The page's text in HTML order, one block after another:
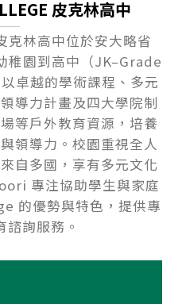
皮克林高中
林高中位於安大略省
園到高中（JK–Grade
卓越的學術課程、多元
導力計畫及四大學院制
等戶外教育資源，培養
領導力。校園重視全人
自多國，享有多元文化
專注協助學生與家庭
的優勢與特色，提供專
諮詢服務。